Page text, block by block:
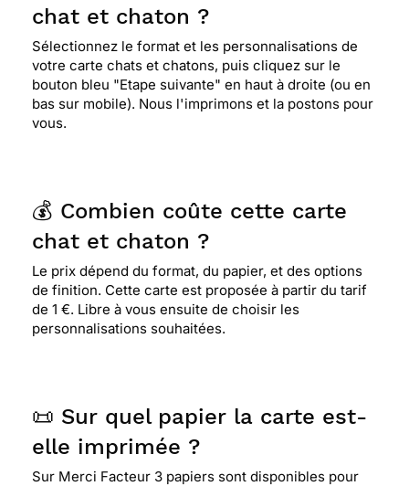
chat et chaton ?
Sélectionnez le format et les personnalisations de
votre carte chats et chatons, puis cliquez sur le
bouton bleu "Etape suivante" en haut à droite (ou en
bas sur mobile). Nous l'imprimons et la postons pour
vous.
💰 Combien coûte cette carte
chat et chaton ?
Le prix dépend du format, du papier, et des options
de finition. Cette carte est proposée à partir du tarif
de 1 €. Libre à vous ensuite de choisir les
personnalisations souhaitées.
📜 Sur quel papier la carte est-
elle imprimée ?
Sur Merci Facteur 3 papiers sont disponibles pour